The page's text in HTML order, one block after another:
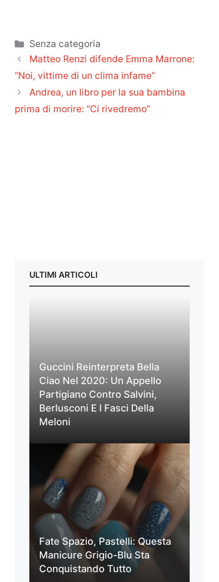
Categorie
Senza categoria
Matteo Renzi difende Emma Marrone:
“Noi, vittime di un clima infame”
Andrea, un libro per la sua bambina
prima di morire: “Ci rivedremo”
ULTIMI ARTICOLI
Guccini Reinterpreta Bella
Ciao Nel 2020: Un Appello
Partigiano Contro Salvini,
Berlusconi E I Fasci Della
Meloni
Fate Spazio, Pastelli: Questa
Manicure Grigio-Blu Sta
Conquistando Tutto